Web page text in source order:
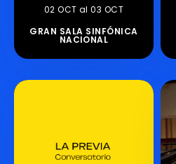
02 OCT al 03 OCT
GRAN SALA SINFÓNICA
NACIONAL